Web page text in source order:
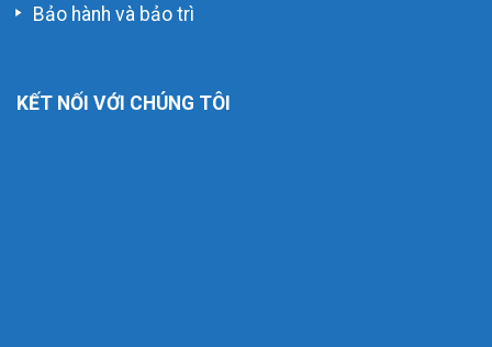
Bảo hành và bảo trì
KẾT NỐI VỚI CHÚNG TÔI